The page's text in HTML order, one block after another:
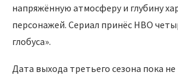
напряжённую атмосферу и глубину
персонажей. Сериал принёс HBO
глобуса».
Дата выхода третьего сезона пока не